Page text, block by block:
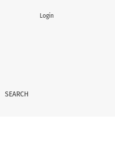
SEARCH
Login